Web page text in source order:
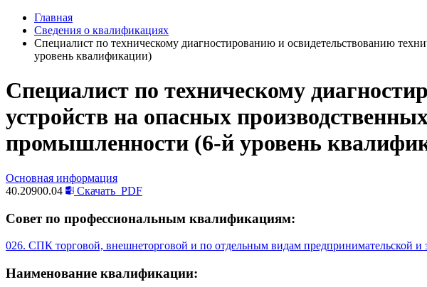
Главная
Сведения о квалификациях
Специалист по техническому диагностированию и освидетельствованию
уровень квалификации)
Специалист по техническому
устройств на опасных
промышленности (6-й уровень
Основная информация
40.20900.04
Скачать PDF
Совет по профессиональным квалификациям:
026. СПК торговой, внешнеторговой и по отдельным видам предпринимательской и
Наименование квалификации: